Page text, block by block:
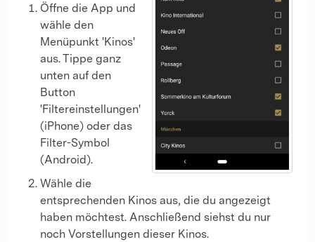
Öffne die App und
wähle den
Menüpunkt 'Kinos'
aus. Tippe ganz
unten auf den
Button
'Filtereinstellungen'
(iPhone) oder das
Filter-Symbol
(Android).
Wähle die
entsprechenden Kinos aus, die du angezeigt
haben möchtest. Anschließend siehst du nur
noch Vorstellungen dieser Kinos.